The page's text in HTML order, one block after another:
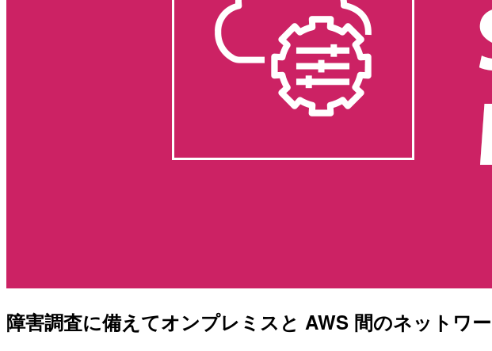
障害調査に備えてオンプレミスと AWS 間のネットワ